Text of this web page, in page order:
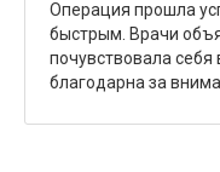
Операция прошла
быстрым. Врачи
почувствовала
благодарна за